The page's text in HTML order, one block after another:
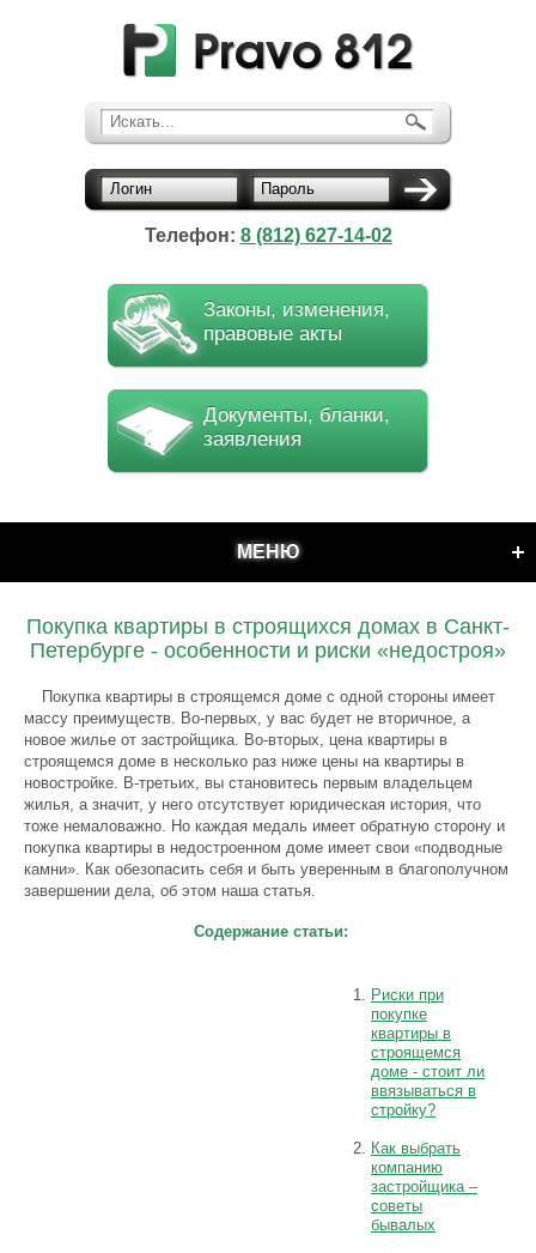
Искать...
Логин Пароль
Телефон: 8 (812) 627-14-02
Законы, изменения,
правовые акты
Документы, бланки,
заявления
МЕНЮ
Покупка квартиры в строящихся домах в Санкт-
Петербурге - особенности и риски «недостроя»
Покупка квартиры в строящемся доме с одной стороны имеет
массу преимуществ. Во-первых, у вас будет не вторичное, а
новое жилье от застройщика. Во-вторых, цена квартиры в
строящемся доме в несколько раз ниже цены на квартиры в
новостройке. В-третьих, вы становитесь первым владельцем
жилья, а значит, у него отсутствует юридическая история, что
тоже немаловажно. Но каждая медаль имеет обратную сторону и
покупка квартиры в недостроенном доме имеет свои «подводные
камни». Как обезопасить себя и быть уверенным в благополучном
завершении дела, об этом наша статья.
Содержание статьи:
Риски при
покупке
квартиры в
строящемся
доме - стоит ли
ввязываться в
стройку?
Как выбрать
компанию
застройщика –
советы
бывалых